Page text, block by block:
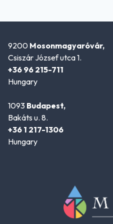
9200 Mosonmagyaróvár,
Csiszár József utca 1.
+36 96 215-711
Hungary
1093 Budapest,
Bakáts u. 8.
+36 1 217-1306
Hungary